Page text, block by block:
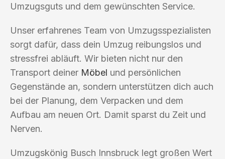
Umzugsguts und dem gewünschten Service.
Unser erfahrenes Team von Umzugsspezialisten
sorgt dafür, dass dein Umzug reibungslos und
stressfrei abläuft. Wir bieten nicht nur den
Transport deiner Möbel und persönlichen
Gegenstände an, sondern unterstützen dich auch
bei der Planung, dem Verpacken und dem
Aufbau am neuen Ort. Damit sparst du Zeit und
Nerven.
Umzugskönig Busch Innsbruck legt großen Wert